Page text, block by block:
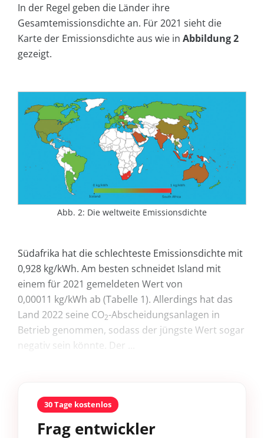
In der Regel geben die Länder ihre
Gesamtemissionsdichte an. Für 2021 sieht die
Karte der Emissionsdichte aus wie in Abbildung 2
gezeigt.
Abb. 2: Die weltweite Emissionsdichte
Südafrika hat die schlechteste Emissionsdichte mit
0,928 kg/kWh. Am besten schneidet Island mit
einem für 2021 gemeldeten Wert von
0,00011 kg/kWh ab (Tabelle 1). Allerdings hat das
Land 2022 seine CO2-Abscheidungsanlagen in
Betrieb genommen, sodass der jüngste Wert sogar
negativ sein könnte. Der ...
30 Tage kostenlos
Frag entwickler